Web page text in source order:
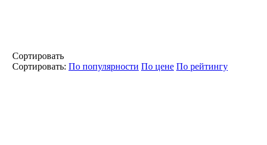
Сортировать
Сортировать: По популярности По цене По рейтингу